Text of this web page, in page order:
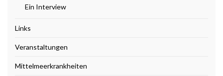
Ein Interview
Links
Veranstaltungen
Mittelmeerkrankheiten